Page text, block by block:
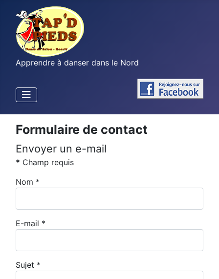
Apprendre à danser dans le Nord
Formulaire de contact
Envoyer un e-mail
* Champ requis
Nom *
E-mail *
Sujet *